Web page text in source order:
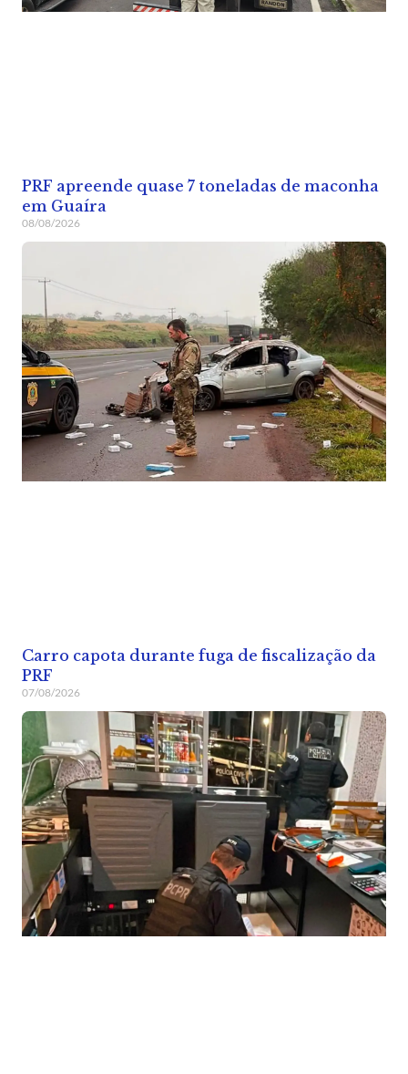
PRF apreende quase 7 toneladas de maconha
em Guaíra
08/08/2026
Carro capota durante fuga de fiscalização da
PRF
07/08/2026